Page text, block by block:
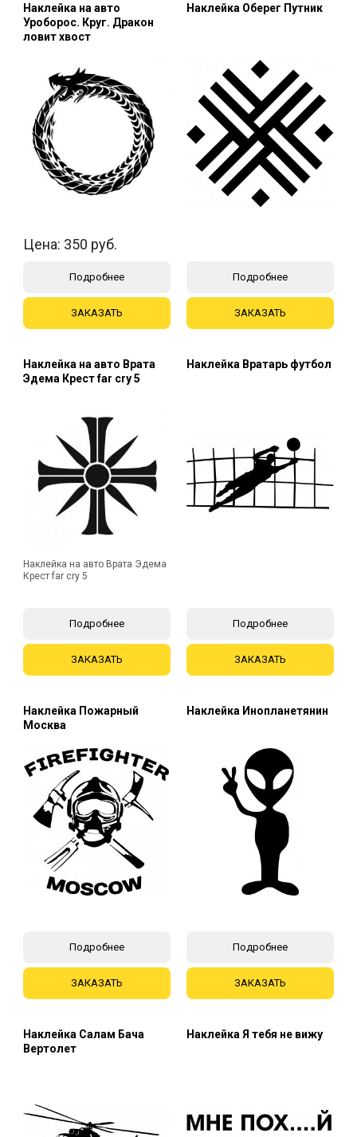
Наклейка на авто
Уроборос. Круг. Дракон
ловит хвост
Цена: 350 руб.
Подробнее
ЗАКАЗАТЬ
Наклейка Оберег Путник
Подробнее
ЗАКАЗАТЬ
Наклейка на авто Врата
Эдема Крест far cry 5
Наклейка на авто Врата Эдема
Крест far cry 5
Подробнее
ЗАКАЗАТЬ
Наклейка Вратарь футбол
Подробнее
ЗАКАЗАТЬ
Наклейка Пожарный
Москва
Подробнее
ЗАКАЗАТЬ
Наклейка Инопланетянин
Подробнее
ЗАКАЗАТЬ
Наклейка Салам Бача
Вертолет
Наклейка Я тебя не вижу